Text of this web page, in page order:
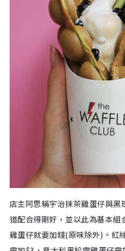
店主阿思稱宇治抹茶雞蛋仔與黑
道配合得剛好，並以此為基本組
雞蛋仔就要加錢(原味除外)。紅